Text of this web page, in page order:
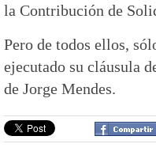
la Contribución de
Pero de todos ellos,
ejecutado su cláusula
de Jorge Mendes.